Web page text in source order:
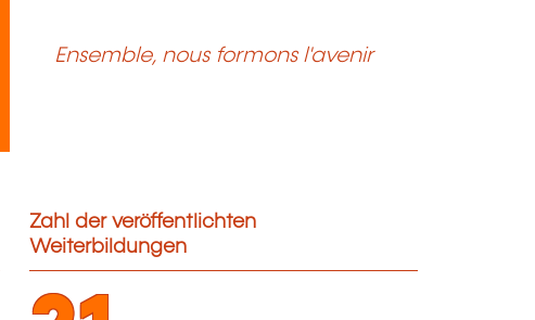
Ensemble, nous formons l'avenir
Zahl der veröffentlichten
Weiterbildungen